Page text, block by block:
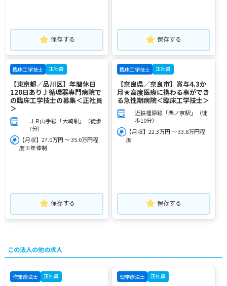
保存する 保存する
臨床工学技士 正社員
【東京都／品川区】年間休日
120日あり♪循環器専門病院で
の臨床工学技士の募集＜正社員
＞
ＪＲ山手線「大崎駅」（徒歩
7分）
【月収】27.0万円 ～ 35.0万円程
度※年俸制
保存する
臨床工学技士 正社員
【奈良県／奈良市】賞与4.3か
月★高度医療に携わる事ができ
る急性期病院＜臨床工学技士＞
近鉄橿原線「西ノ京駅」（徒
歩10分）
【月収】22.3万円 ～ 33.8万円程
度
保存する
この法人の他の求人
作業療法士 正社員 理学療法士 正社員